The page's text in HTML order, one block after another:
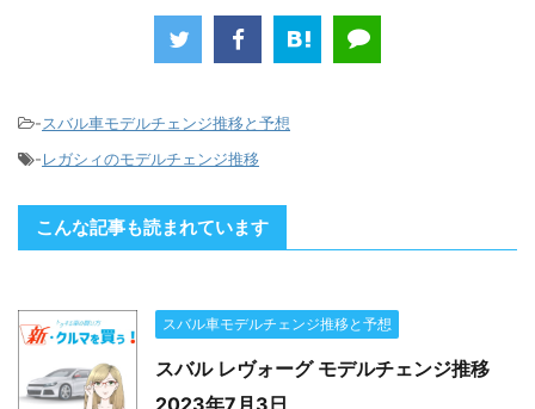
-スバル車モデルチェンジ推移と予想
-レガシィのモデルチェンジ推移
こんな記事も読まれています
スバル車モデルチェンジ推移と予想
スバル レヴォーグ モデルチェンジ推移
2023年7月3日